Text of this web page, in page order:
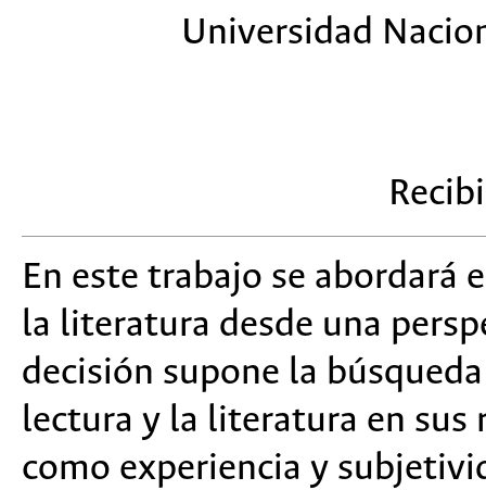
Universidad
En este trabajo se abordará
la literatura desde una
decisión supone la
lectura y la literatura en sus
como experiencia y